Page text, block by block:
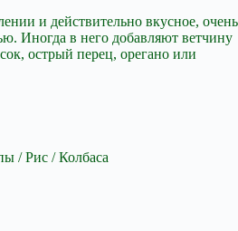
и действительно вкусное, очень
Иногда в него добавляют ветчину
острый перец, орегано или
/ Рис / Колбаса